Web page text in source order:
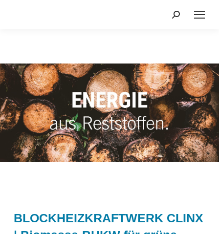
Search:
BLOCKHEIZKRAFTWERK CLINX